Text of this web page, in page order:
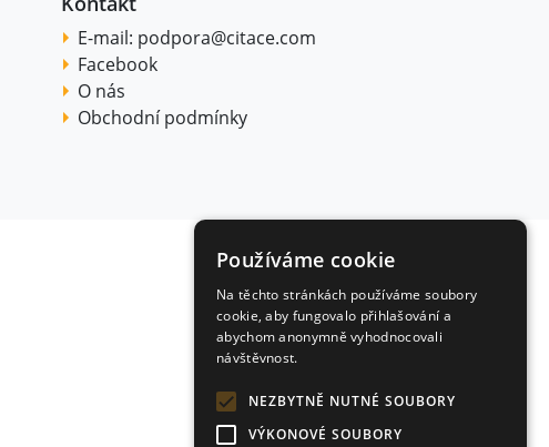
E-mail: podpora@citace.com
Facebook
O nás
Obchodní podmínky
Používáme cookie
Na těchto stránkách používáme soubory
cookie, aby fungovalo přihlašování a
abychom anonymně vyhodnocovali
návštěvnost.
NEZBYTNĚ NUTNÉ SOUBORY
VÝKONOVÉ SOUBORY